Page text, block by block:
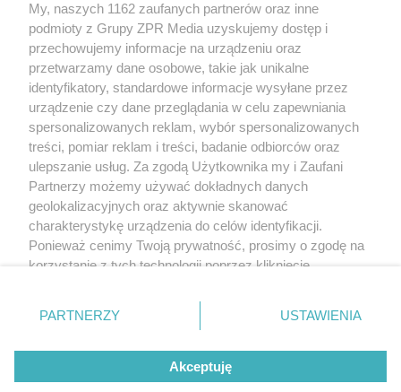
Żaden utwór zamieszczony w serwisie nie może być powielany i
rozpowszechniany lub dalej rozpowszechniany w jakikolwiek sposób (w
tym także elektroniczny lub mechaniczny) na jakimkolwiek polu
eksploatacji w jakiejkolwiek formie, włącznie z umieszczaniem w Internecie
bez pisemnej zgody właściciela praw. Jakiekolwiek użycie lub
wykorzystanie utworów w całości lub w części z naruszeniem prawa, tzn.
bez właściwej zgody, jest zabronione pod groźbą kary i może być ścigane
prawnie.
O nas
My, naszych 1162 zaufanych partnerów oraz inne
podmioty z Grupy ZPR Media uzyskujemy dostęp i
przechowujemy informacje na urządzeniu oraz
przetwarzamy dane osobowe, takie jak unikalne
identyfikatory, standardowe informacje wysyłane przez
urządzenie czy dane przeglądania w celu zapewniania
spersonalizowanych reklam, wybór spersonalizowanych
treści, pomiar reklam i treści, badanie odbiorców oraz
ulepszanie usług. Za zgodą Użytkownika my i Zaufani
Partnerzy możemy używać dokładnych danych
geolokalizacyjnych oraz aktywnie skanować
charakterystykę urządzenia do celów identyfikacji.
Ponieważ cenimy Twoją prywatność, prosimy o zgodę na
korzystanie z tych technologii poprzez kliknięcie
zmienić/wycofać klikając przycisk ustawień prywatności
znajdujący się w lewym dolnym rogu strony
rodzaje przetwarzania danych nie wymagają zgody
użytkownika, ale masz prawo sprzeciwić się takiemu
przetwarzaniu. Preferencje będą miały zastosowanie tylko
PARTNERZY USTAWIENIA
Akceptuję